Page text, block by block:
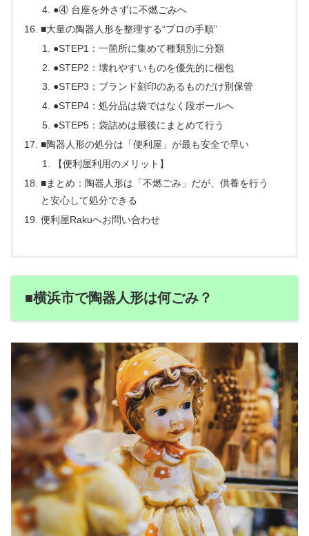
●④ 台座を外さずに不燃ごみへ
■大量の陶器人形を整理する“プロの手順”
●STEP1：一箇所に集めて種類別に分類
●STEP2：壊れやすいものを優先的に梱包
●STEP3：ブランド刻印のあるものだけ別保管
●STEP4：処分品は袋ではなく段ボールへ
●STEP5：袋詰めは最後にまとめて行う
■陶器人形の処分は「便利屋」が最も安全で早い
【便利屋利用のメリット】
■まとめ：陶器人形は「不燃ごみ」だが、供養を行う
と安心して処分できる
便利屋Rakuへお問い合わせ
■横浜市で陶器人形は何ごみ？